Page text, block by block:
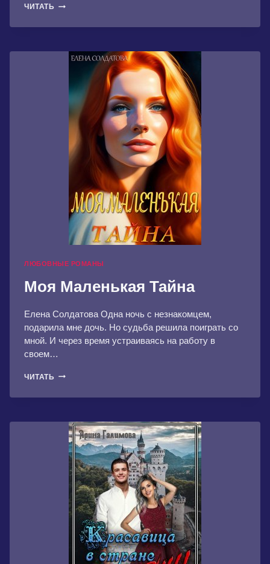
ЧИТАТЬ ПЕРВЫЙ
РАВНЫХ.
ЛЮБОВНЫЕ РОМАНЫ
Моя Маленькая Тайна
Елена Солдатова Одна ночь с незнакомцем,
подарила мне дочь. Но судьба решила поиграть со
мной. И через время устраиваясь на работу в
своем…
ЧИТАТЬ МОЯ
ТАЙНА